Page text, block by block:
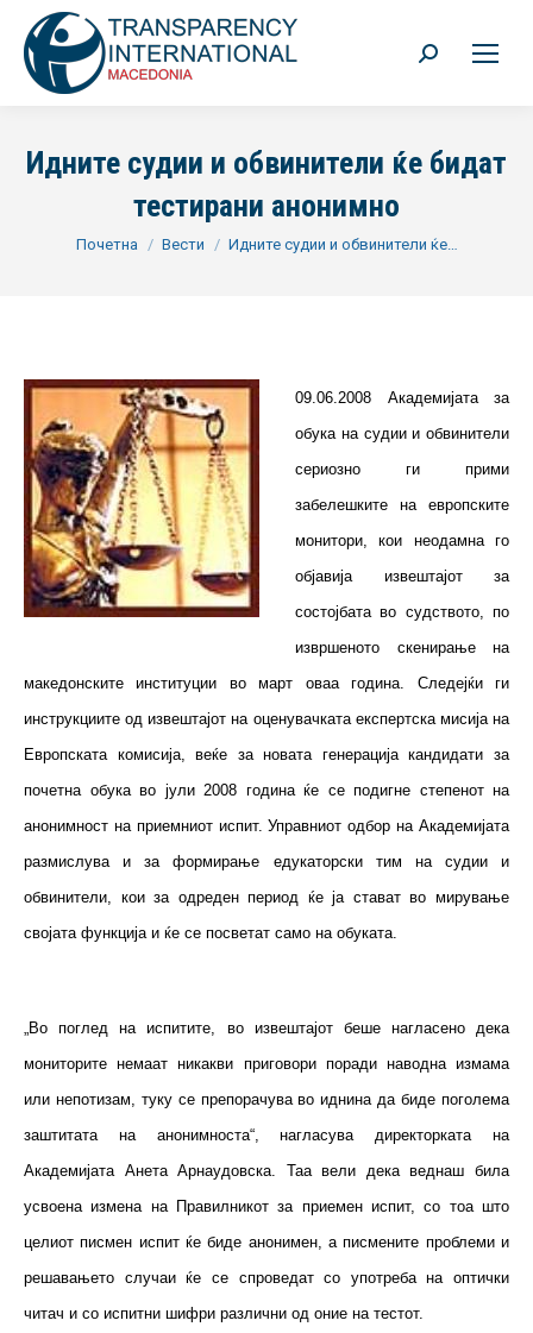
Search:
Идните судии и обвинители ќе бидат
тестирани анонимно
You are here:
Почетна Вести Идните судии и обвинители ќе…
09.06.2008 Академијата за
обука на судии и обвинители
сериозно ги прими
забелешките на европските
монитори, кои неодамна го
објавија извештајот за
состојбата во судството, по
извршеното скенирање на
македонските институции во март оваа година. Следејќи ги
инструкциите од извештајот на оценувачката експертска мисија на
Европската комисија, веќе за новата генерација кандидати за
почетна обука во јули 2008 година ќе се подигне степенот на
анонимност на приемниот испит. Управниот одбор на Академијата
размислува и за формирање едукаторски тим на судии и
обвинители, кои за одреден период ќе ја стават во мирување
својата функција и ќе се посветат само на обуката.
„Во поглед на испитите, во извештајот беше нагласено дека
мониторите немаат никакви приговори поради наводна измама
или непотизам, туку се препорачува во иднина да биде поголема
заштитата на анонимноста“, нагласува директорката на
Академијата Анета Арнаудовска. Таа вели дека веднаш била
усвоена измена на Правилникот за приемен испит, со тоа што
целиот писмен испит ќе биде анонимен, а писмените проблеми и
решавањето случаи ќе се спроведат со употреба на оптички
читач и со испитни шифри различни од оние на тестот.